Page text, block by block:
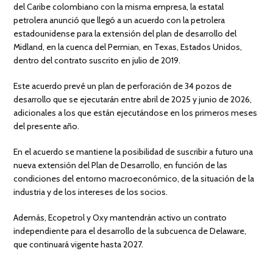
del Caribe colombiano con la misma empresa, la estatal
petrolera anunció que llegó a un acuerdo con la petrolera
estadounidense para la extensión del plan de desarrollo del
Midland, en la cuenca del Permian, en Texas, Estados Unidos,
dentro del contrato suscrito en julio de 2019.
Este acuerdo prevé un plan de perforación de 34 pozos de
desarrollo que se ejecutarán entre abril de 2025 y junio de 2026,
adicionales a los que están ejecutándose en los primeros meses
del presente año.
En el acuerdo se mantiene la posibilidad de suscribir a futuro una
nueva extensión del Plan de Desarrollo, en función de las
condiciones del entorno macroeconómico, de la situación de la
industria y de los intereses de los socios.
Además, Ecopetrol y Oxy mantendrán activo un contrato
independiente para el desarrollo de la subcuenca de Delaware,
que continuará vigente hasta 2027.